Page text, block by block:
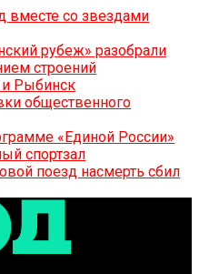
вместе со звездами
рубеж» разобрали
строений
и Рыбинск
общественного
«Единой России»
спортзал
поезд насмерть сбил